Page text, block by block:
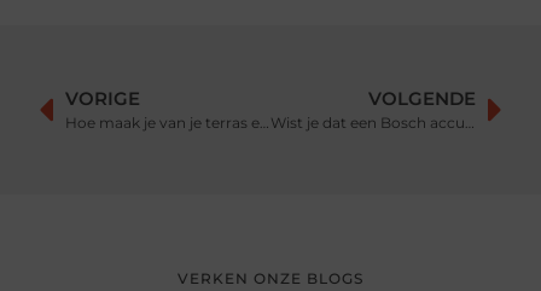
VORIGE
Hoe maak je van je terras een instagramwaardige hotspot?
VOLGENDE
Wist je dat een Bosch accu het antwoord kan zijn?
VERKEN ONZE BLOGS